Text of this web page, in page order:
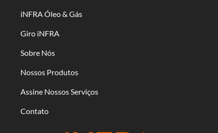
iNFRA Óleo & Gás
Giro iNFRA
Sobre Nós
Nossos Produtos
Assine Nossos Serviços
Contato